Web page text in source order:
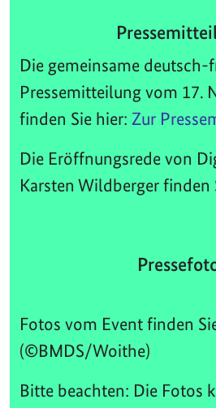
Die gemeinsame deutsch-
Pressemitteilung vom 17.
finden Sie hier: Zur
Die Eröffnungsrede von
Karsten Wildberger finden
Fotos vom Event finden
(©BMDS/Woithe)
Bitte beachten: Die Fotos